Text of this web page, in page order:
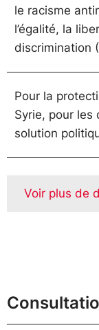
le racisme
l’égalité, la
discrimination
Pour la
Syrie, pour les
solution
Voir plus de